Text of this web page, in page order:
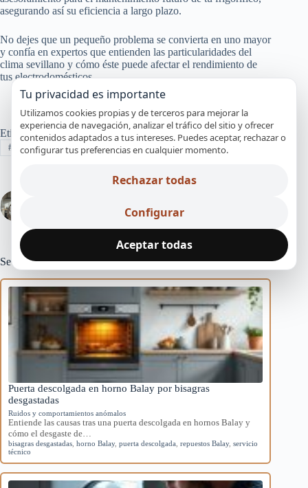
asegurando así su eficiencia a largo plazo.
No dejes que un pequeño problema se convierta en uno mayor
y confía en expertos que entienden las particularidades del
clima sevillano y cómo éste puede afectar el rendimiento de
tus electrodomésticos.
Etiquetas
# frigorífico #gomas #pérdida de frío #sellado
SevillaTec News
Puerta descolgada en horno Balay por bisagras
desgastadas
Ruidos y comportamientos anómalos
Entiende las causas tras una puerta descolgada en hornos Balay y
cómo el desgaste de…
bisagras desgastadas horno Balay, puerta descolgada repuestos Balay, servicio
técnico
Tu privacidad es importante
Utilizamos cookies propias y de terceros para mejorar la
experiencia de navegación, analizar el tráfico del sitio y ofrecer
contenidos adaptados a tus intereses. Puedes aceptar, rechazar o
configurar tus preferencias en cualquier momento.
Rechazar todas
Configurar
Aceptar todas